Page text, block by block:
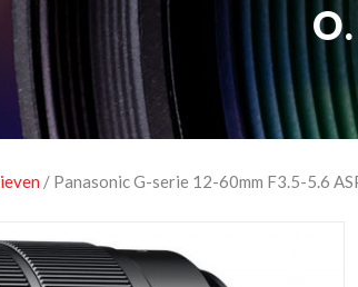
/ Panasonic G-serie 12-60mm F3.5-5.6